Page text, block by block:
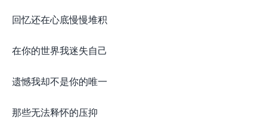
回忆还在心底慢慢堆积
在你的世界我迷失自己
遗憾我却不是你的唯一
那些无法释怀的压抑